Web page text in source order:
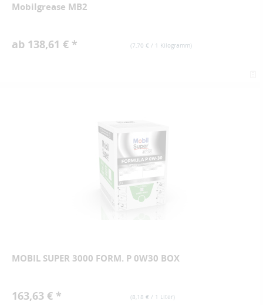
Mobilgrease MB2
(7,70 € / 1 Kilogramm)
ab 138,61 € *
MOBIL SUPER 3000 FORM. P 0W30 BOX
(8,18 € / 1 Liter)
163,63 € *